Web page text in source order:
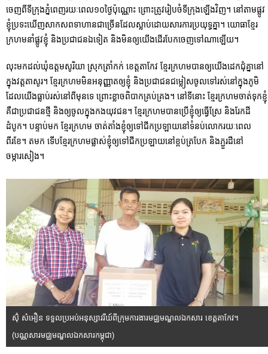
ចេញពីទីក្រុងភ្នំពេញរយៈពេល១០ថ្ងៃប៉ុណ្ណោះ ព្រោះត្រូវរៀបចំទីក្រុងឡើងវិញ។ នៅតាមផ្លូវ
ខ្ញុំប្រទះឃើញសាកសពទាហានជាច្រើនដែលស្លាប់ដោយសារការប្រយុទ្ធគ្នា។ យោធាខ្មែរ
ក្រហមនាំផ្លូវខ្ញុំ និងប្រជាជនឯទៀត និងមិនឲ្យយើងដើរបែកចេញទៅណាឡើយ។
លុះមកដល់ឃុំឧត្តមសូរិយា ស្រុកត្រាំកក់ ខេត្តតាកែវ ខ្មែរក្រហមបានឲ្យយើងដេកជុំគ្នានៅ
ក្នុងវត្តតាសូរ។ ខ្មែរក្រហមមិនអនុញ្ញាតឲ្យខ្ញុំ និងប្រជាជនជម្លៀសចូលទៅរស់នៅក្នុងភូមិ
ដែលយើងធ្លាប់រស់នៅពីមុនទេ ព្រោះខ្លាចពិបាកគ្រប់គ្រង។ នៅទីនោះ ខ្មែរក្រហមចាត់ទុកខ្ញុំ
គឺជាប្រជាជនថ្មី និងឲ្យចូលក្នុងកងយុវជន។ ខ្មែរក្រហមបានប្រើខ្ញុំឲ្យធ្វើស្រែ និងរែកដី
ដំបូក។ បន្ទាប់មក ខ្មែរក្រហម ចាត់តាំងខ្ញុំឲ្យទៅជីកប្រឡាយនៅទំនប់លោករយៈពេល
ពីរខែ។ តមក ទើបខ្មែរក្រហមផ្លាស់ខ្ញុំឲ្យទៅជីកប្រឡាយនៅខ្ពប់ត្របែក និងភ្ជួរដីនៅ
ចម្ការសៀង។
ស៊ុំ សំអឿន ទទួលប្រអប់អនុស្សាវរីយ៍ពីក្រុមការងារមជ្ឈមណ្ឌលឯកសារ ខេត្តតាកែវ។
(បណ្ណសារមជ្ឈមណ្ឌលឯកសារកម្ពុជា)